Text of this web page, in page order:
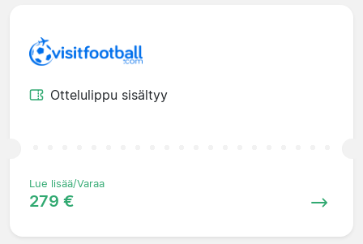
Ottelulippu sisältyy
Lue lisää/Varaa
279 €